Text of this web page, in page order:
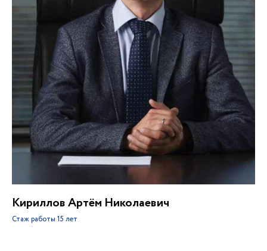
Кириллов Артём Николаевич
Стаж работы 15 лет